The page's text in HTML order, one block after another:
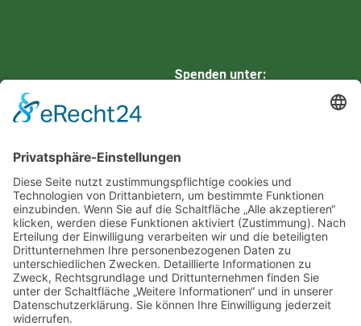
Spenden unter:
BIC: NOLADE21HRZ
Eine neue Website von